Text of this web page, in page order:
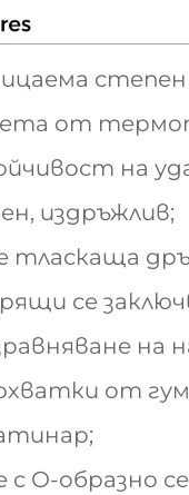
от
на
издръжлив;
тласкаща
се
от
с О-образно